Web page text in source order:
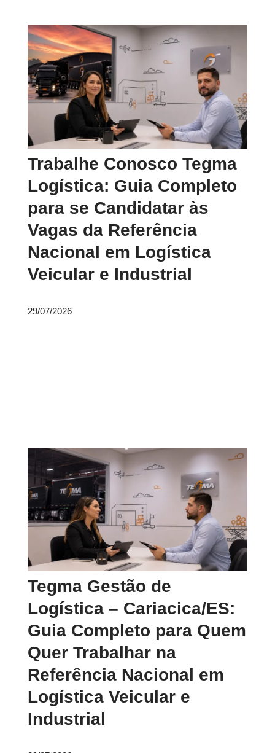
Trabalhe Conosco Tegma
Logística: Guia Completo
para se Candidatar às
Vagas da Referência
Nacional em Logística
Veicular e Industrial
29/07/2026
Tegma Gestão de
Logística – Cariacica/ES:
Guia Completo para Quem
Quer Trabalhar na
Referência Nacional em
Logística Veicular e
Industrial